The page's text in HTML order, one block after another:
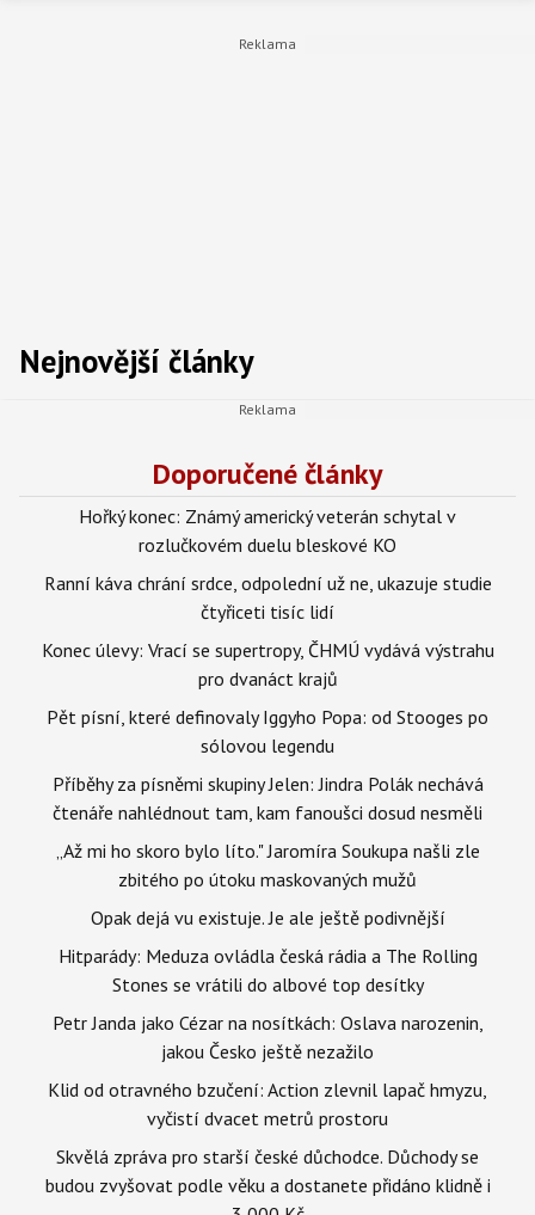
Nejnovější články
Doporučené články
Hořký konec: Známý americký veterán schytal v
rozlučkovém duelu bleskové KO
Ranní káva chrání srdce, odpolední už ne, ukazuje studie
čtyřiceti tisíc lidí
Konec úlevy: Vrací se supertropy, ČHMÚ vydává výstrahu
pro dvanáct krajů
Pět písní, které definovaly Iggyho Popa: od Stooges po
sólovou legendu
Příběhy za písněmi skupiny Jelen: Jindra Polák nechává
čtenáře nahlédnout tam, kam fanoušci dosud nesměli
„Až mi ho skoro bylo líto." Jaromíra Soukupa našli zle
zbitého po útoku maskovaných mužů
Opak dejá vu existuje. Je ale ještě podivnější
Hitparády: Meduza ovládla česká rádia a The Rolling
Stones se vrátili do albové top desítky
Petr Janda jako Cézar na nosítkách: Oslava narozenin,
jakou Česko ještě nezažilo
Klid od otravného bzučení: Action zlevnil lapač hmyzu,
vyčistí dvacet metrů prostoru
Skvělá zpráva pro starší české důchodce. Důchody se
budou zvyšovat podle věku a dostanete přidáno klidně i